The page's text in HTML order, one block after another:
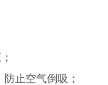
止空气倒吸；